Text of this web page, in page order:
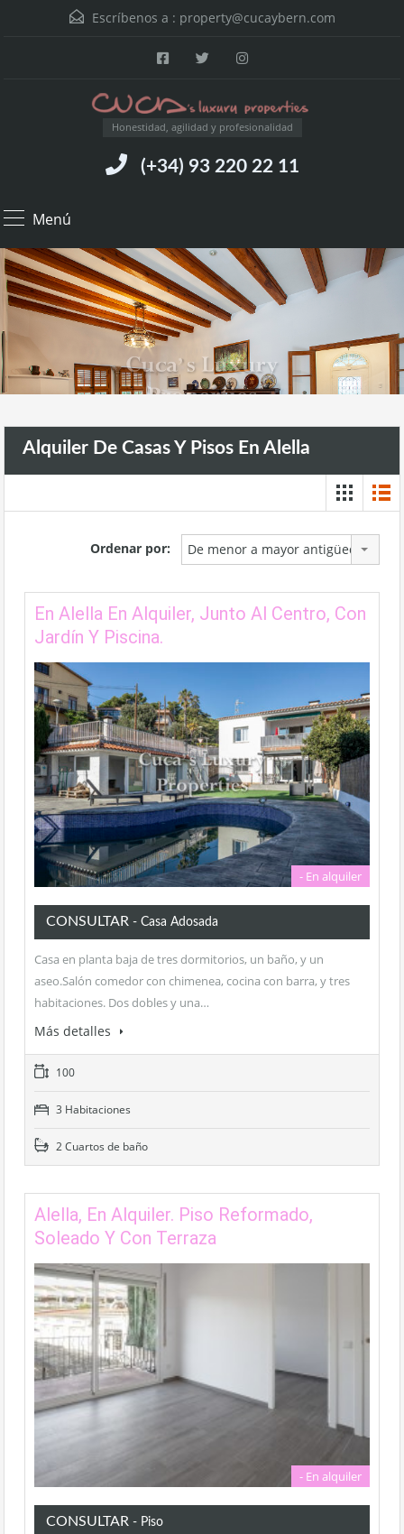
Escríbenos a : property@cucaybern.com
Honestidad, agilidad y profesionalidad
(+34) 93 220 22 11
Menú
Alquiler De Casas Y Pisos En Alella
Ordenar por: De menor a mayor antigüedad
En Alella En Alquiler, Junto Al Centro, Con
Jardín Y Piscina.
- En alquiler
CONSULTAR - Casa Adosada
Casa en planta baja de tres dormitorios, un baño, y un
aseo.Salón comedor con chimenea, cocina con barra, y tres
habitaciones. Dos dobles y una…
Más detalles
100
3 Habitaciones
2 Cuartos de baño
Alella, En Alquiler. Piso Reformado,
Soleado Y Con Terraza
- En alquiler
CONSULTAR - Piso